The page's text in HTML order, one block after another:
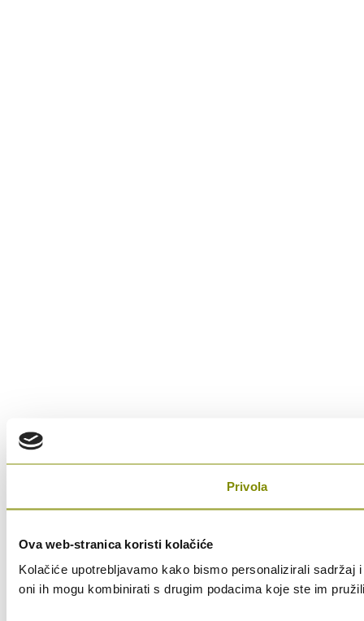
Privola
Ova web-stranica koristi kolačiće
Kolačiće upotrebljavamo kako bismo personalizirali
oni ih mogu kombinirati s drugim podacima koje ste im